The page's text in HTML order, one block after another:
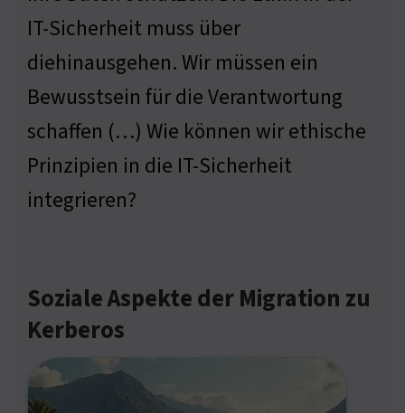
IT-Sicherheit muss über
diehinausgehen. Wir müssen ein
Bewusstsein für die Verantwortung
schaffen (…) Wie können wir ethische
Prinzipien in die IT-Sicherheit
integrieren?
Soziale Aspekte der Migration zu
Kerberos